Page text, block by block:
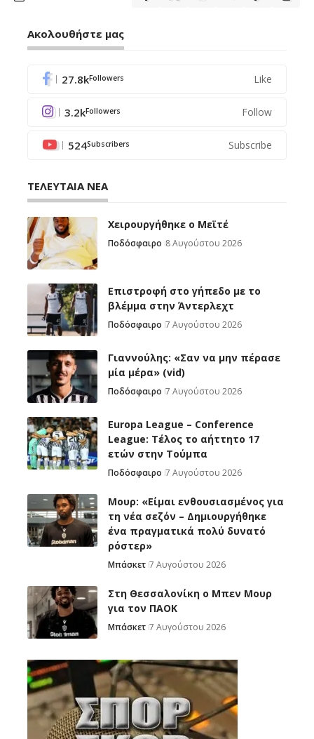
Ακολουθήστε μας
27.8kFollowers Like
3.2kFollowers Follow
524Subscribers Subscribe
ΤΕΛΕΥΤΑΙΑ ΝΕΑ
Χειρουργήθηκε ο Μεϊτέ
Ποδόσφαιρο 8 Αυγούστου 2026
Επιστροφή στο γήπεδο με το
βλέμμα στην Άντερλεχτ
Ποδόσφαιρο 7 Αυγούστου 2026
Γιαννούλης: «Σαν να μην πέρασε
μία μέρα» (vid)
Ποδόσφαιρο 7 Αυγούστου 2026
Europa League – Conference
League: Τέλος το αήττητο 17
ετών στην Τούμπα
Ποδόσφαιρο 7 Αυγούστου 2026
Μουρ: «Είμαι ενθουσιασμένος για
τη νέα σεζόν – Δημιουργήθηκε
ένα πραγματικά πολύ δυνατό
ρόστερ»
Μπάσκετ 7 Αυγούστου 2026
Στη Θεσσαλονίκη ο Μπεν Μουρ
για τον ΠΑΟΚ
Μπάσκετ 7 Αυγούστου 2026